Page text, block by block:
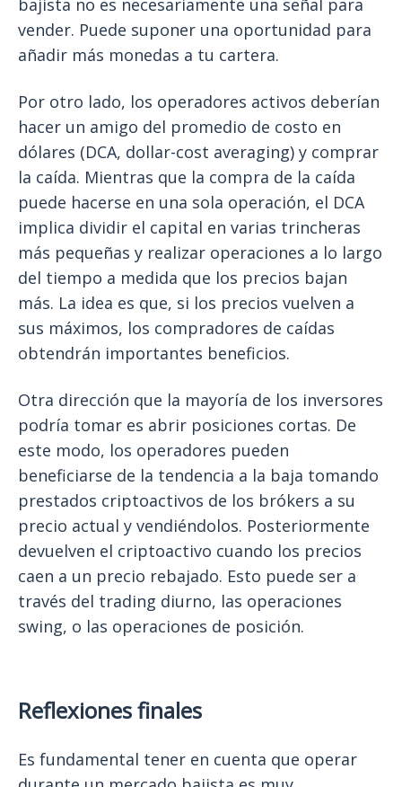
vender. Puede suponer una oportunidad para
añadir más monedas a tu cartera.
Por otro lado, los operadores activos deberían
hacer un amigo del promedio de costo en
dólares (DCA, dollar-cost averaging) y comprar
la caída. Mientras que la compra de la caída
puede hacerse en una sola operación, el DCA
implica dividir el capital en varias trincheras
más pequeñas y realizar operaciones a lo largo
del tiempo a medida que los precios bajan
más. La idea es que, si los precios vuelven a
sus máximos, los compradores de caídas
obtendrán importantes beneficios.
Otra dirección que la mayoría de los inversores
podría tomar es abrir posiciones cortas. De
este modo, los operadores pueden
beneficiarse de la tendencia a la baja tomando
prestados criptoactivos de los brókers a su
precio actual y vendiéndolos. Posteriormente
devuelven el criptoactivo cuando los precios
caen a un precio rebajado. Esto puede ser a
través del trading diurno, las operaciones
swing, o las operaciones de posición.
Reflexiones finales
Es fundamental tener en cuenta que operar